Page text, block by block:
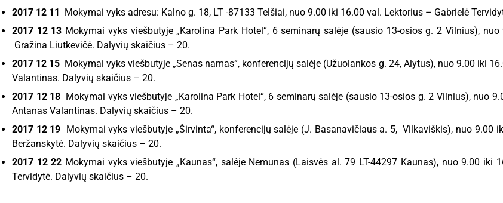
2017 12 11 Mokymai vyks adresu: Kalno g. 18, LT -87133 Telšiai, nuo 9.00 iki 16.00 val. Lektorius – Gabrielė
2017 12 13 Mokymai vyks viešbutyje „Karolina Park Hotel“, 6 seminarų salėje (sausio 13-osios g. 2 Vilnius),
Gražina Liutkevičė. Dalyvių skaičius – 20.
2017 12 15 Mokymai vyks viešbutyje „Senas namas“, konferencijų salėje (Užuolankos g. 24, Alytus), nuo 9.00 iki
Valantinas. Dalyvių skaičius – 20.
2017 12 18 Mokymai vyks viešbutyje „Karolina Park Hotel“, 6 seminarų salėje (sausio 13-osios g. 2 Vilnius), nuo
Antanas Valantinas. Dalyvių skaičius – 20.
2017 12 19 Mokymai vyks viešbutyje „Širvinta“, konferencijų salėje (J. Basanavičiaus a. 5, Vilkaviškis), nuo 9.00
Beržanskytė. Dalyvių skaičius – 20.
2017 12 22 Mokymai vyks viešbutyje „Kaunas“, salėje Nemunas (Laisvės al. 79 LT-44297 Kaunas), nuo 9.00 iki
Tervidytė. Dalyvių skaičius – 20.